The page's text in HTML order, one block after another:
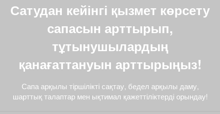
Сатудан кейінгі қызмет көрсету
сапасын арттырып,
тұтынушылардың
қанағаттануын арттырыңыз!
Сапа арқылы тіршілікті сақтау, бедел арқылы даму,
шарттық талаптар мен ықтимал қажеттіліктерді орындау!